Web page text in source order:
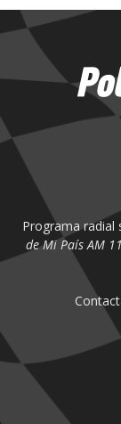
Programa radial
de Mi País AM